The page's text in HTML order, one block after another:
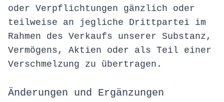
oder Verpflichtungen gänzlich oder
teilweise an jegliche Drittpartei im
Rahmen des Verkaufs unserer Substanz,
Vermögens, Aktien oder als Teil einer
Verschmelzung zu übertragen.
Änderungen und Ergänzungen